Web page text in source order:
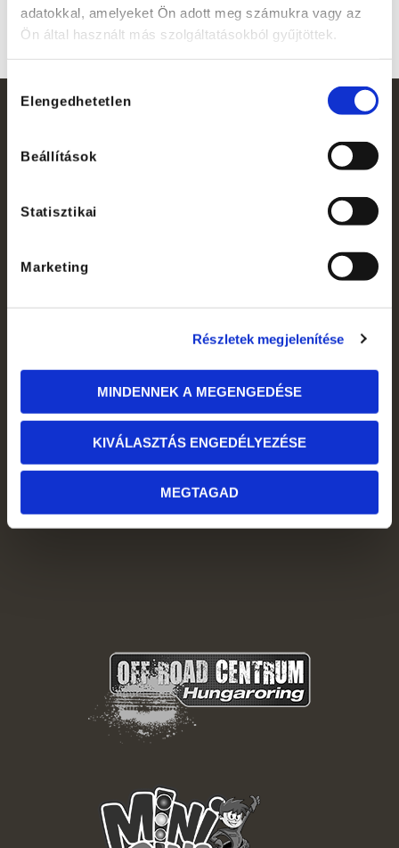
adatokkal, amelyeket Ön adott meg számukra vagy az
Ön által használt más szolgáltatásokból gyűjtöttek.
Hozzájárulás
kiválasztása
Elengedhetetlen
Beállítások
Statisztikai
Marketing
Részletek megjelenítése
MINDENNEK A MEGENGEDÉSE
KIVÁLASZTÁS ENGEDÉLYEZÉSE
MEGTAGAD